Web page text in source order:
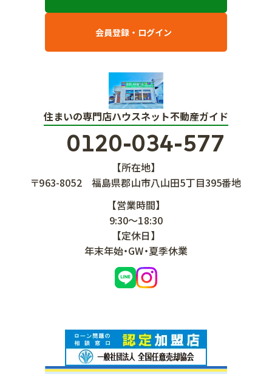
会員登録・ログイン
住まいの専門店ハウスネット不動産ガイド
0120-034-577
【所在地】
〒963-8052
福島県郡山市八山田5丁目395番地
【営業時間】
9:30～18:30
【定休日】
年末年始・GW・夏季休業